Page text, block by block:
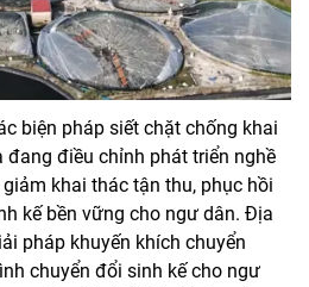
biện pháp siết chặt chống khai
đang điều chỉnh phát triển nghề
khai thác tận thu, phục hồi
kế bền vững cho ngư dân. Địa
pháp khuyến khích chuyển
chuyển đổi sinh kế cho ngư